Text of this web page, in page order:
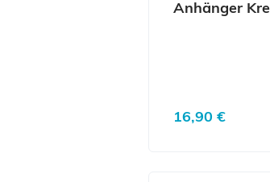
Anhänger
Regulärer Preis:
16,90 €